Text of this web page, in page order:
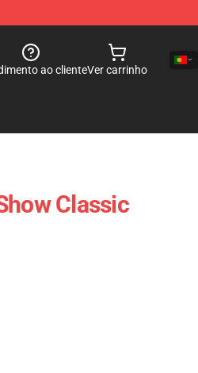
ao clienteVer carrinho
Classic